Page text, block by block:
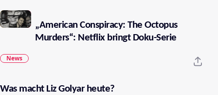
„American Conspiracy: The Octopus
Murders“: Netflix bringt Doku-Serie
News
Was macht Liz Golyar heute?